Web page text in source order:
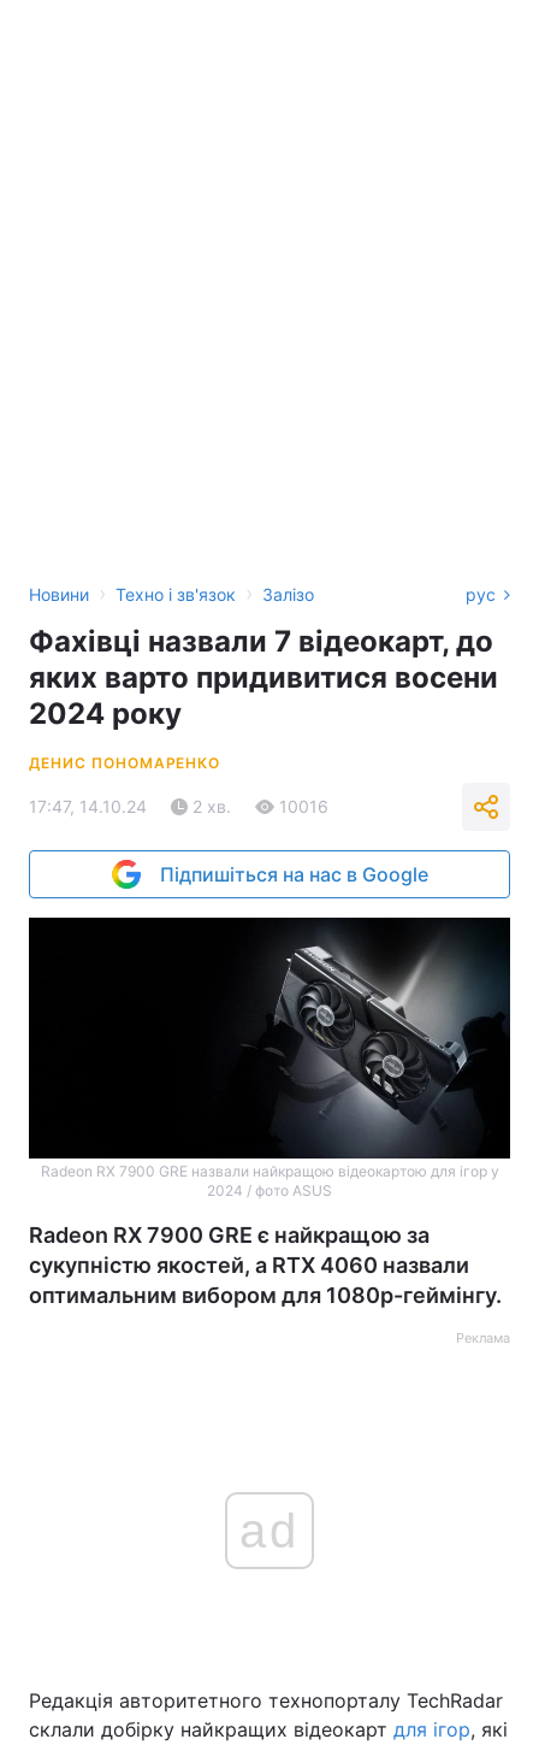
Новини › Техно і зв'язок › Залізо рус
Фахівці назвали 7 відеокарт, до
яких варто придивитися восени
2024 року
ДЕНИС ПОНОМАРЕНКО
17:47, 14.10.24 2 хв. 10016
Підпишіться на нас в Google
Radeon RX 7900 GRE назвали найкращою відеокартою для ігор у
2024 / фото ASUS
Radeon RX 7900 GRE є найкращою за
сукупністю якостей, а RTX 4060 назвали
оптимальним вибором для 1080p-геймінгу.
Реклама
ad
Редакція авторитетного технопорталу TechRadar
склали добірку найкращих відеокарт для ігор, які